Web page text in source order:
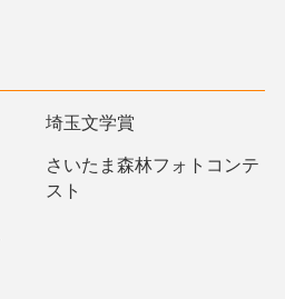
埼玉文学賞
さいたま森林フォトコンテ
スト